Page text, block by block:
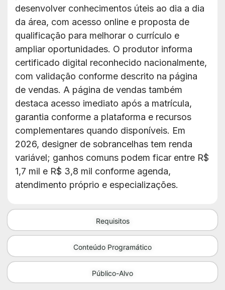
Requisitos
Conteúdo Programático
Público-Alvo
desenvolver conhecimentos úteis ao dia a dia
da área, com acesso online e proposta de
qualificação para melhorar o currículo e
ampliar oportunidades. O produtor informa
certificado digital reconhecido nacionalmente,
com validação conforme descrito na página
de vendas. A página de vendas também
destaca acesso imediato após a matrícula,
garantia conforme a plataforma e recursos
complementares quando disponíveis. Em
2026, designer de sobrancelhas tem renda
variável; ganhos comuns podem ficar entre R$
1,7 mil e R$ 3,8 mil conforme agenda,
atendimento próprio e especializações.